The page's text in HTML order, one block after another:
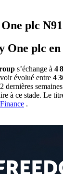
plc
One plc en
s’échange à 4
évolué entre 4
dernières
à ce stade. Le
Finance .